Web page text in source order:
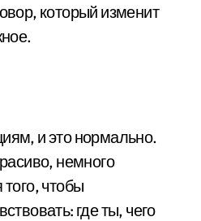
который изменит
и это нормально.
немного
чтобы
где ты, чего